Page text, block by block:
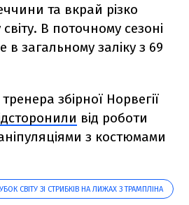
та вкрай різко
В поточному сезоні
в загальному заліку з 69
збірної Норвегії
від роботи
з костюмами
СВІТУ ЗІ СТРИБКІВ НА ЛИЖАХ З ТРАМПЛІНА